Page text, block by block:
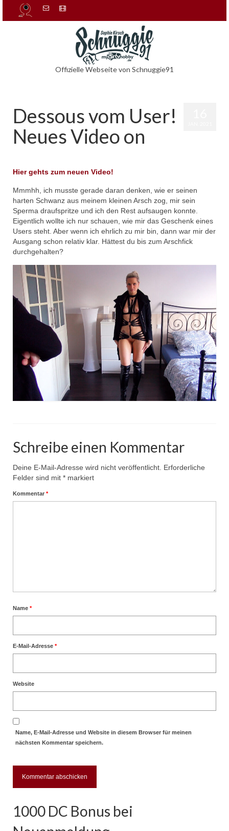
Offizielle Webseite von Schnuggie91
Dessous vom User!
Neues Video on
Hier gehts zum neuen Video!
Mmmhh, ich musste gerade daran denken, wie er seinen
harten Schwanz aus meinem kleinen Arsch zog, mir sein
Sperma draufspritze und ich den Rest aufsaugen konnte.
Eigentlich wollte ich nur schauen, wie mir das Geschenk eines
Users steht. Aber wenn ich ehrlich zu mir bin, dann war mir der
Ausgang schon relativ klar. Hättest du bis zum Arschfick
durchgehalten?
Schreibe einen Kommentar
Deine E-Mail-Adresse wird nicht veröffentlicht. Erforderliche
Felder sind mit * markiert
Kommentar *
Name *
E-Mail-Adresse *
Website
Name, E-Mail-Adresse und Website in diesem Browser für meinen
nächsten Kommentar speichern.
1000 DC Bonus bei